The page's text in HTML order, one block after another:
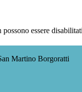
essere
Martino Borgoratti